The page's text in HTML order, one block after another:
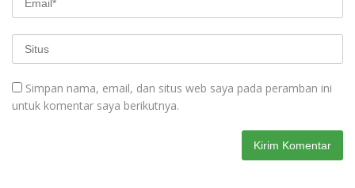
Simpan nama, email, dan situs web saya pada peramban ini
untuk komentar saya berikutnya.